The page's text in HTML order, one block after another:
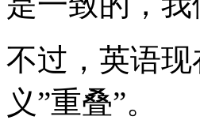
不过，英语现
义”重叠”。